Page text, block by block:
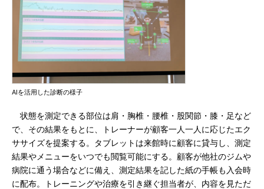
AIを活用した診断の様子
状態を測定できる部位は肩・胸椎・腰椎・股関節・膝・足など
で、その結果をもとに、トレーナーが顧客一人一人に応じたエク
ササイズを提案する。タブレットは来館時に顧客に貸与し、測定
結果やメニューをいつでも閲覧可能にする。顧客が他社のジムや
病院に通う場合などに備え、測定結果を記した紙の手帳も入会時
に配布。トレーニングや治療を引き継ぐ担当者が、内容を見ただ